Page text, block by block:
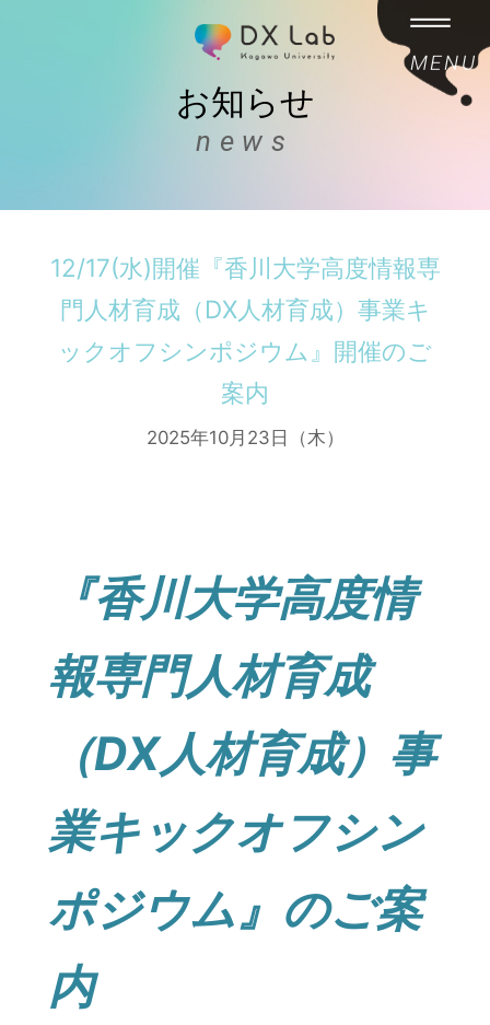
MENU
お知らせ
news
12/17(水)開催『香川大学高度情報専
門人材育成（DX人材育成）事業キ
ックオフシンポジウム』開催のご
案内
2025年10月23日（木）
『香川大学高度情
報専門人材育成
（DX人材育成）事
業キックオフシン
ポジウム』のご案
内